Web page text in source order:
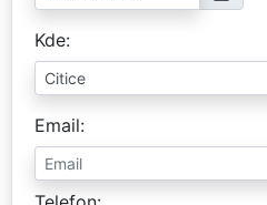
Kde
Email